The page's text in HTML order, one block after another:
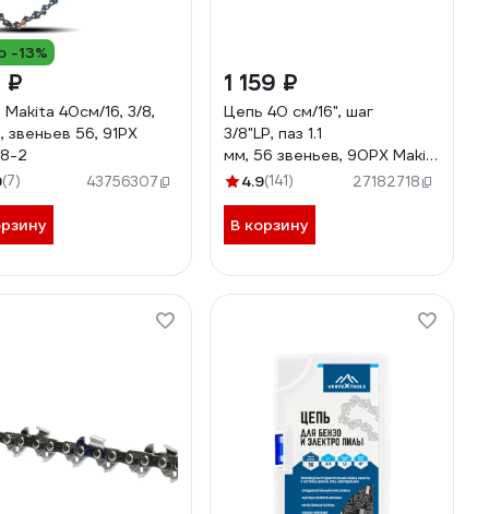
-13%
₽
40см/16, 3/8,
звеньев 56, 91PX
2
(7) 43756307
1 159 ₽
Цепь 40 см/16", шаг
3/8"LP, паз 1.1
мм, 56 звеньев, 90PX Makita
191H03-4
4.9(141) 27182718
В корзину